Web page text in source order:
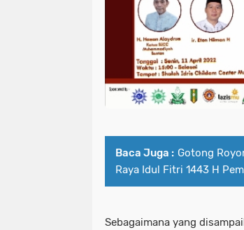
Baca Juga : Gotong
Raya Idul Fitri 1443 H
Sebagaimana yang